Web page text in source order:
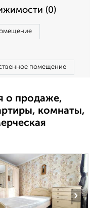
(0)
помещение
о продаже,
комнаты,
›